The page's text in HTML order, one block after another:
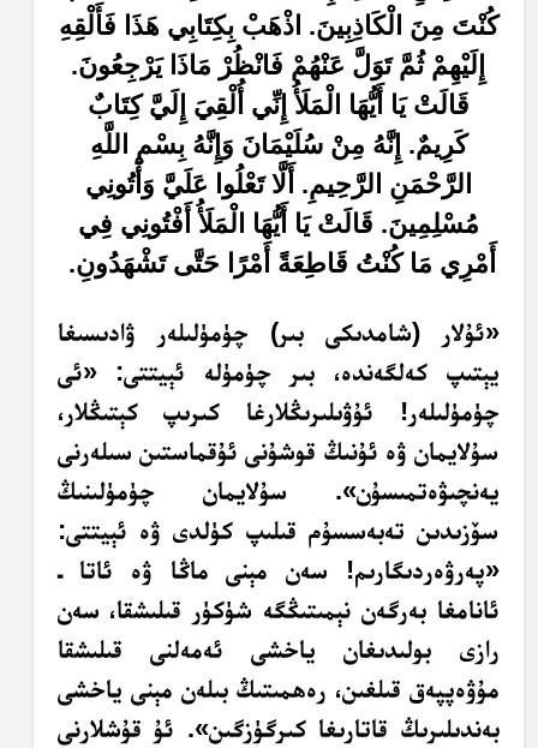
كُنْتَ مِنَ الْكَاذِبِينَ. اذْهَبْ بِكِتَابِي هَذَا فَأَلْقِهِ
إِلَيْهِمْ ثُمَّ تَوَلَّ عَنْهُمْ فَانْظُرْ مَاذَا يَرْجِعُونَ.
قَالَتْ يَا أَيُّهَا الْمَلَأُ إِنِّي أُلْقِيَ إِلَيَّ كِتَابٌ
كَرِيمٌ. إِنَّهُ مِنْ سُلَيْمَانَ وَإِنَّهُ بِسْمِ اللَّهِ
الرَّحْمَنِ الرَّحِيمِ. أَلَّا تَعْلُوا عَلَيَّ وَأْتُونِي
مُسْلِمِينَ. قَالَتْ يَا أَيُّهَا الْمَلَأُ أَفْتُونِي فِي
أَمْرِي مَا كُنْتُ قَاطِعَةً أَمْرًا حَتَّى تَشْهَدُونِ.
«ئۇلار (شامدىكى بىر) چۈمۈلىلەر ۋادىسىغا
يېتىپ كەلگەندە، بىر چۈمۈلە ئېيتتى: «ئى
چۈمۈلىلەر! ئۇۋىلىرىڭلارغا كىرىپ كېتىڭلار،
سۇلايمان ۋە ئۇنىڭ قوشۇنى ئۇقماستىن سىلەرنى
يەنچىۋەتمىسۇن». سۇلايمان چۈمۈلىنىڭ
سۆزىدىن تەبەسسۇم قىلىپ كۈلدى ۋە ئېيتتى:
«پەرۋەردىگارىم! سەن مېنى ماڭا ۋە ئاتا ـ
ئانامغا بەرگەن نېمىتىڭگە شۈكۈر قىلىشقا، سەن
رازى بولىدىغان ياخشى ئەمەلنى قىلىشقا
مۇۋەپپەق قىلغىن، رەھمىتىڭ بىلەن مېنى ياخشى
بەندىلىرىڭ قاتارىغا كىرگۈزگىن». ئۇ قۇشلارنى